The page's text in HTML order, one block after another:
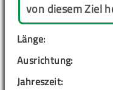
von diesem Ziel
Länge:
Ausrichtung:
Jahreszeit: